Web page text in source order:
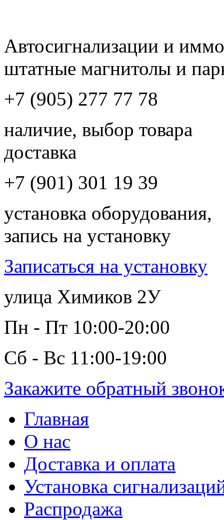
Автосигнализации и
штатные магнитолы и
+7 (905) 277 77 78
наличие, выбор товара
доставка
+7 (901) 301 19 39
установка оборудования,
запись на установку
Записаться на установку
улица Химиков 2У
Пн - Пт 10:00-20:00
Сб - Вс 11:00-19:00
Закажите обратный
Главная
О нас
Доставка и оплата
Установка
Распродажа